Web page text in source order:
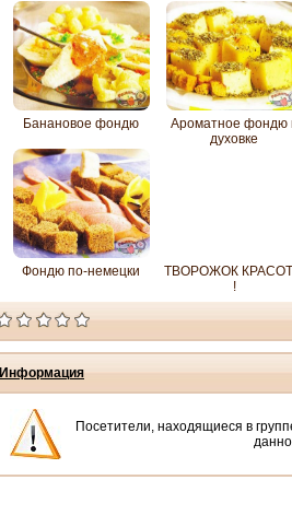
Банановое фондю
Ароматное фондю
духовке
Фондю по-немецки
ТВОРОЖОК
!
Информация
Посетители, находящиеся в